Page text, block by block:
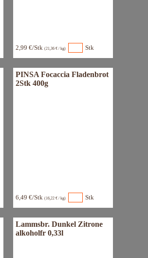
2,99 €/Stk (21,36 € / kg) Stk
PINSA Focaccia Fladenbrot
2Stk 400g
6,49 €/Stk (16,22 € / kg) Stk
Lammsbr. Dunkel Zitrone
alkoholfr 0,33l